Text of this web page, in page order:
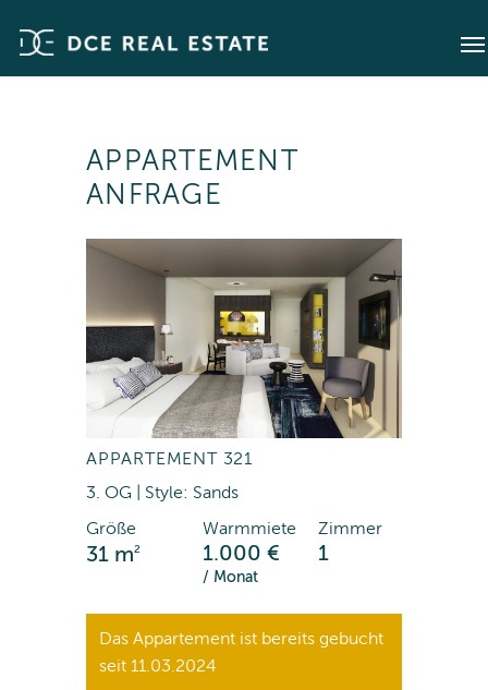
APPARTEMENT
ANFRAGE
APPARTEMENT 321
3. OG | Style: Sands
Größe
31 m2
Warmmiete
1.000 €
/ Monat
Zimmer
1
Das Appartement ist bereits gebucht
seit 11.03.2024